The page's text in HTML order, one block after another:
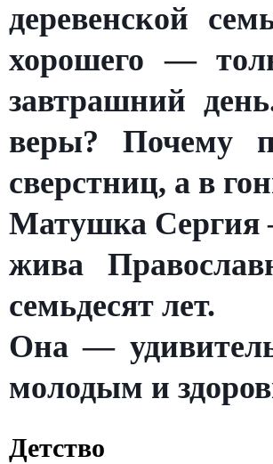
деревенской
хорошего —
завтрашний
веры? Почему
сверстниц, а в
Матушка Сергия
жива
семьдесят лет.
Она —
молодым и
Детство